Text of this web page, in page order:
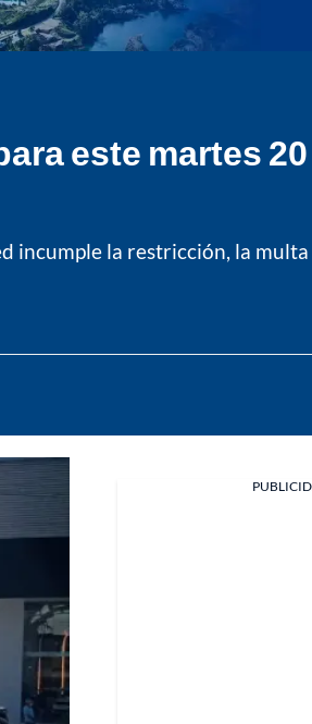
este martes
incumple la restricción, la